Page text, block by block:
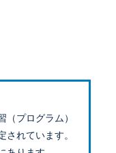
プログラム）
れています。